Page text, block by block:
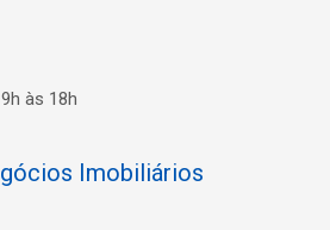
9h às 18h